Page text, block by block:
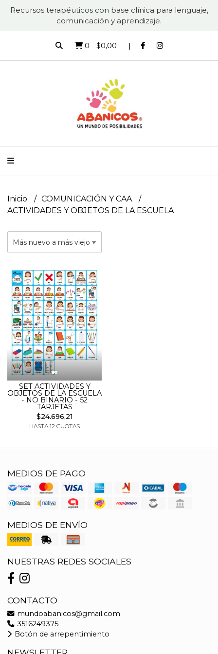
Recursos terapéuticos con base clínica para lenguaje,
comunicación y aprendizaje.
0 - $0,00
Inicio
COMUNICACIÓN Y CAA
ACTIVIDADES Y OBJETOS DE LA ESCUELA
SET ACTIVIDADES Y
OBJETOS DE LA ESCUELA
- NO BINARIO - 52
TARJETAS
$24.696,21
HASTA 12 CUOTAS
MEDIOS DE PAGO
MEDIOS DE ENVÍO
NUESTRAS REDES SOCIALES
CONTACTO
mundoabanicos@gmail.com
3516249375
Botón de arrepentimiento